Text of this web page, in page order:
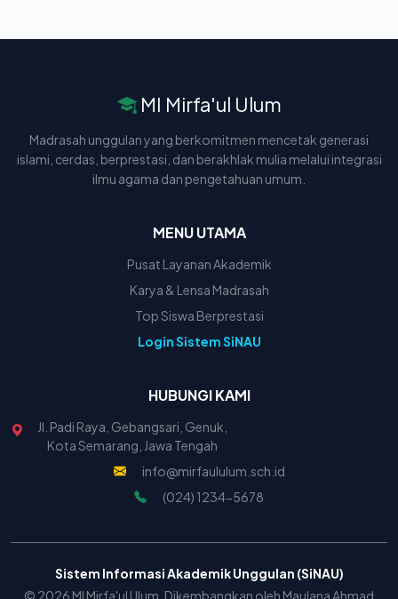
MI Mirfa'ul Ulum
Madrasah unggulan yang berkomitmen mencetak generasi
islami, cerdas, berprestasi, dan berakhlak mulia melalui integrasi
ilmu agama dan pengetahuan umum.
MENU UTAMA
Pusat Layanan Akademik
Karya & Lensa Madrasah
Top Siswa Berprestasi
Login Sistem SiNAU
HUBUNGI KAMI
Jl. Padi Raya, Gebangsari, Genuk,
Kota Semarang, Jawa Tengah
info@mirfaululum.sch.id
(024) 1234-5678
Sistem Informasi Akademik Unggulan (SiNAU)
© 2026 MI Mirfa'ul Ulum. Dikembangkan oleh Maulana Ahmad